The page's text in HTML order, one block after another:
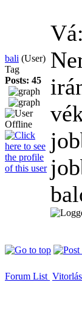
bali (User)
Tag
Posts: 45
Forum List